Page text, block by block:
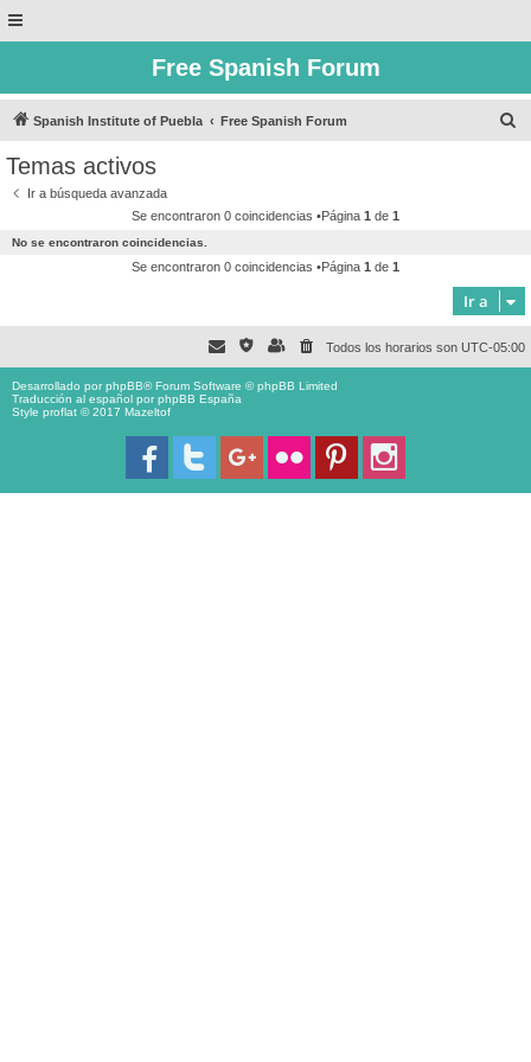
Free Spanish Forum
Spanish Institute of Puebla Free Spanish Forum
Temas activos
Ir a búsqueda avanzada
Se encontraron 0 coincidencias •Página 1 de 1
No se encontraron coincidencias.
Se encontraron 0 coincidencias •Página 1 de 1
Ir a
Todos los horarios son UTC-05:00
Desarrollado porphpBB® Forum Software © phpBB Limited
Traducción al español porphpBB España
Style proflat © 2017 Mazeltof